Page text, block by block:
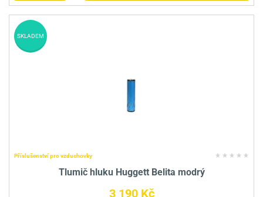
Příslušenství pro vzduchovky
Tlumič hluku Huggett Belita modrý
3 190 Kč
SKLADEM